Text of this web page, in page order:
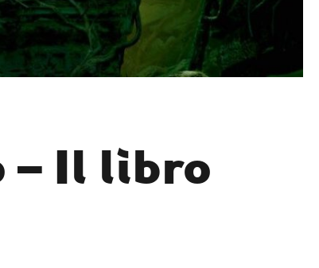
– Il libro